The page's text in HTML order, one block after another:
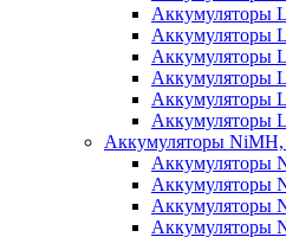
Аккумуляторы
Аккумуляторы
Аккумуляторы
Аккумуляторы
Аккумуляторы
Аккумуляторы
Аккумуляторы NiMH,
Аккумуляторы
Аккумуляторы
Аккумуляторы
Аккумуляторы